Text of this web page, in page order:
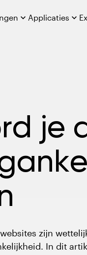
 Applicaties 
je
zijn
In dit